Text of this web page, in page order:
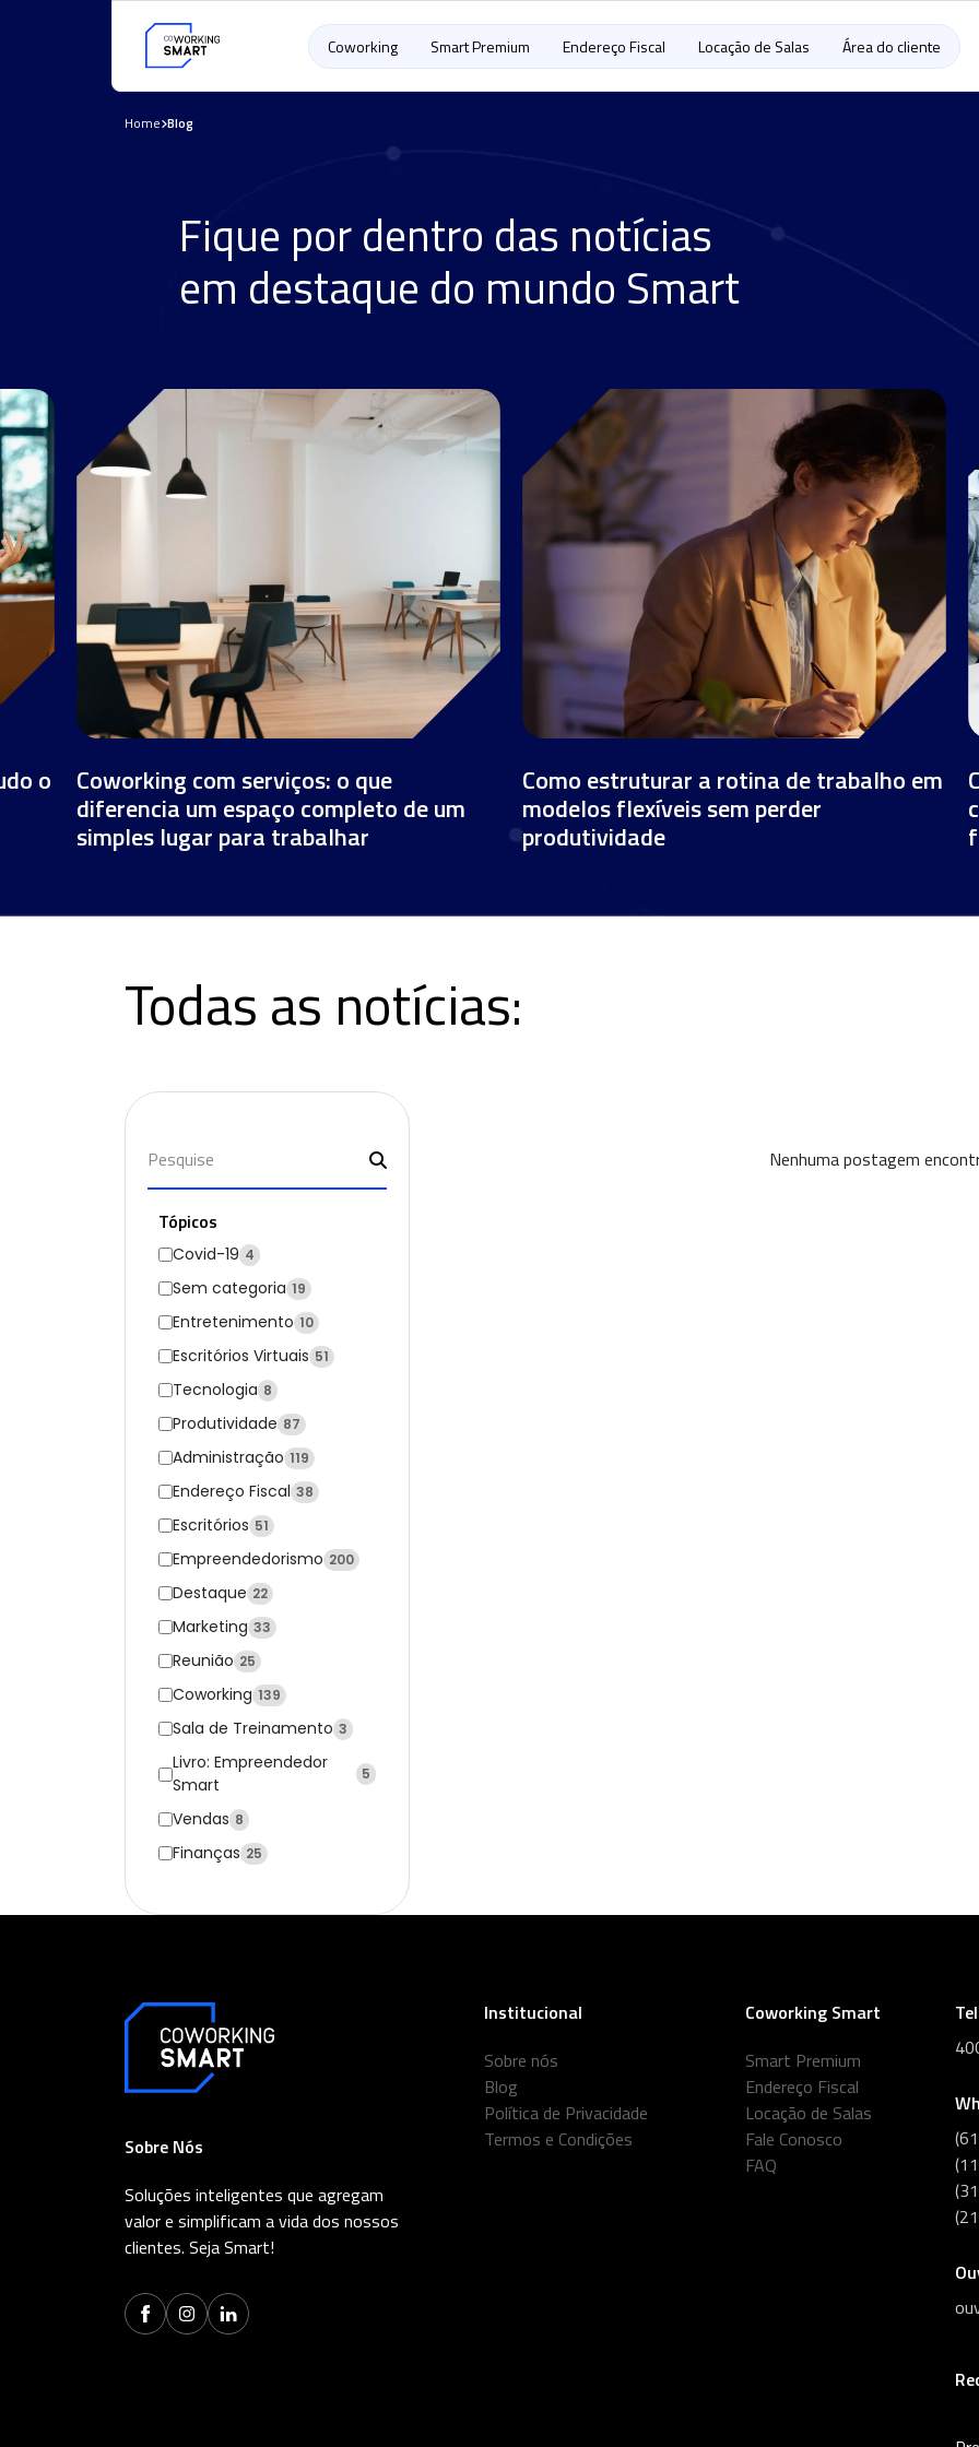
Coworking Smart Premium Endereço Fiscal Locação de Salas Área do cliente
Home Blog
Fique por dentro das notícias
em destaque do mundo Smart
o Coworking com serviços: o que
diferencia um espaço completo de um
simples lugar para trabalhar
Como estruturar a rotina de trabalho em
modelos flexíveis sem perder
produtividade
Todas as notícias:
Tópicos
Covid-19 4
Sem categoria 19
Entretenimento 10
Escritórios Virtuais 51
Tecnologia 8
Produtividade 87
Administração 119
Endereço Fiscal 38
Escritórios 51
Empreendedorismo 200
Destaque 22
Marketing 33
Reunião 25
Coworking 139
Sala de Treinamento 3
Livro: Empreendedor
Smart
5
Vendas 8
Finanças 25
Nenhuma postagem
Sobre Nós
Soluções inteligentes que agregam
valor e simplificam a vida dos nossos
clientes. Seja Smart!
Institucional
Sobre nós
Blog
Política de Privacidade
Termos e Condições
Coworking Smart
Smart Premium
Endereço Fiscal
Locação de Salas
Fale Conosco
FAQ